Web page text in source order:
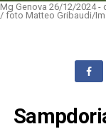
Mg Genova 26/12/2024 -
/ foto Matteo Gribaudi/